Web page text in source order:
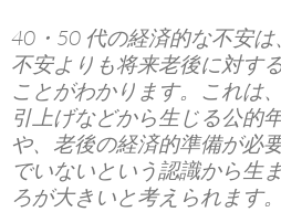
40・50 代の経済的な不安
不安よりも将来老後に対す
ことがわかります。これは
引上げなどから生じる公的
や、老後の経済的準備が必
でいないという認識から生
ろが大きいと考えられます。